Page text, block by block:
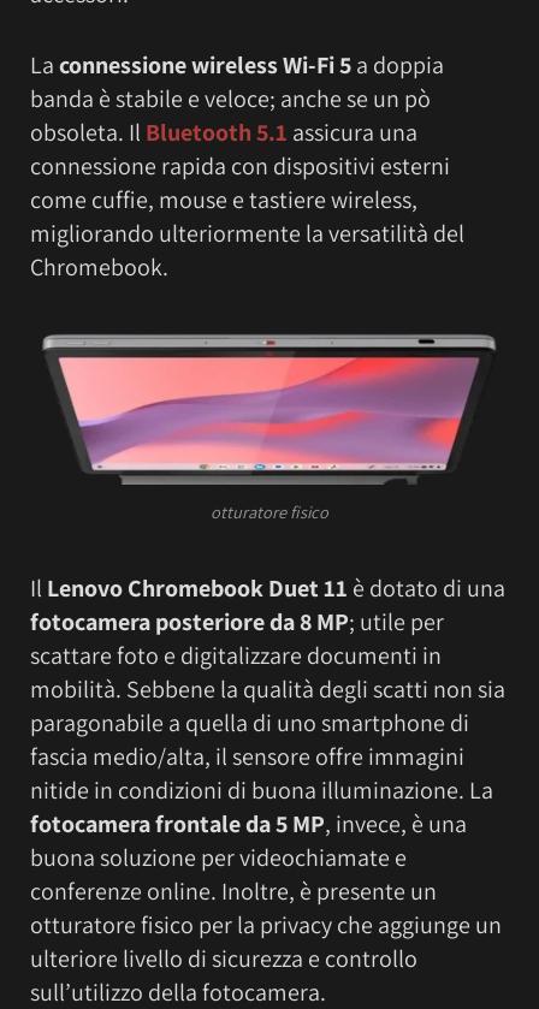
Laconnessione wireless Wi-Fi 5a doppia
banda è stabile e veloce; anche se un pò
obsoleta. Il Bluetooth 5.1 assicura una
connessione rapida con dispositivi esterni
come cuffie, mouse e tastiere wireless,
migliorando ulteriormente la versatilità del
Chromebook.
otturatore fisico
Il Lenovo Chromebook Duet 11 è dotato di una
fotocamera posteriore da 8 MP; utile per
scattare foto e digitalizzare documenti in
mobilità. Sebbene la qualità degli scatti non sia
paragonabile a quella di uno smartphone di
fascia medio/alta, il sensore offre immagini
nitide in condizioni di buona illuminazione. La
fotocamera frontale da 5 MP, invece, è una
buona soluzione per videochiamate e
conferenze online. Inoltre, è presente un
otturatore fisico per la privacy che aggiunge un
ulteriore livello di sicurezza e controllo
sull’utilizzo della fotocamera.